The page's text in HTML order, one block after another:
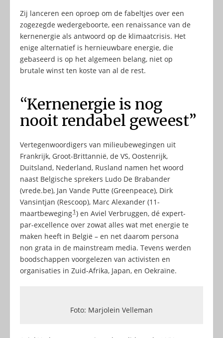
Zij lanceren een oproep om de fabeltjes over een
zogezegde wedergeboorte, een renaissance van de
kernenergie als antwoord op de klimaatcrisis. Het
enige alternatief is hernieuwbare energie, die
gebaseerd is op het algemeen belang, niet op
brutale winst ten koste van al de rest.
“Kernenergie is nog
nooit rendabel geweest”
Vertegenwoordigers van milieubewegingen uit
Frankrijk, Groot-Brittannië, de VS, Oostenrijk,
Duitsland, Nederland, Rusland namen het woord
naast Belgische sprekers Ludo De Brabander
(vrede.be), Jan Vande Putte (Greenpeace), Dirk
Vansintjan (Rescoop), Marc Alexander (11-
maartbeweging1) en Aviel Verbruggen, dé expert-
par-excellence over zowat alles wat met energie te
maken heeft in België – en net daarom persona
non grata in de mainstream media. Tevens werden
boodschappen voorgelezen van activisten en
organisaties in Zuid-Afrika, Japan, en Oekraïne.
Foto: Marjolein Velleman